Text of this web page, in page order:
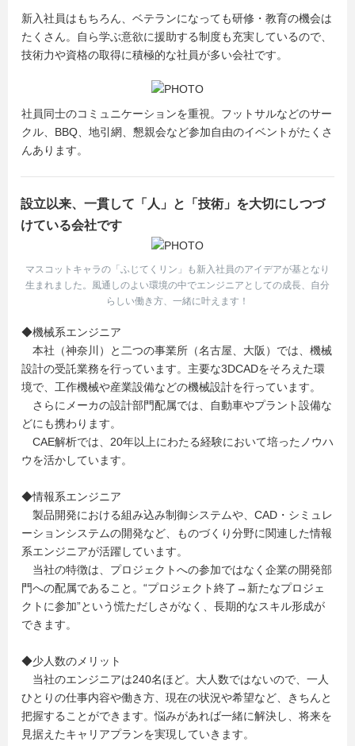
新入社員はもちろん、ベテランになっても研修・教育の機会は
たくさん。自ら学ぶ意欲に援助する制度も充実しているので、
技術力や資格の取得に積極的な社員が多い会社です。
社員同士のコミュニケーションを重視。フットサルなどのサー
クル、BBQ、地引網、懇親会など参加自由のイベントがたくさ
んあります。
設立以来、一貫して「人」と「技術」を大切にしつづ
けている会社です
マスコットキャラの「ふじてくリン」も新入社員のアイデアが基となり
生まれました。風通しのよい環境の中でエンジニアとしての成長、自分
らしい働き方、一緒に叶えます！
◆機械系エンジニア
本社（神奈川）と二つの事業所（名古屋、大阪）では、機械
設計の受託業務を行っています。主要な3DCADをそろえた環
境で、工作機械や産業設備などの機械設計を行っています。
さらにメーカの設計部門配属では、自動車やプラント設備な
どにも携わります。
CAE解析では、20年以上にわたる経験において培ったノウハ
ウを活かしています。
◆情報系エンジニア
製品開発における組み込み制御システムや、CAD・シミュレ
ーションシステムの開発など、ものづくり分野に関連した情報
系エンジニアが活躍しています。
当社の特徴は、プロジェクトへの参加ではなく企業の開発部
門への配属であること。“プロジェクト終了→新たなプロジェ
クトに参加”という慌ただしさがなく、長期的なスキル形成が
できます。
◆少人数のメリット
当社のエンジニアは240名ほど。大人数ではないので、一人
ひとりの仕事内容や働き方、現在の状況や希望など、きちんと
把握することができます。悩みがあれば一緒に解決し、将来を
見据えたキャリアプランを実現していきます。